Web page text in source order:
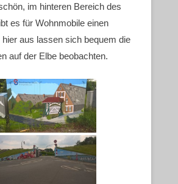
im hinteren Bereich des
es für Wohnmobile einen
hier aus lassen sich bequem die
auf der Elbe beobachten.